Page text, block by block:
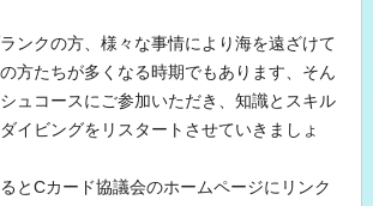
ンクの方、様々な事情により海を遠ざけて
方たちが多くなる時期でもあります、そん
ュコースにご参加いただき、知識とスキル
イビングをリスタートさせていきましょ
とCカード協議会のホームページにリンク